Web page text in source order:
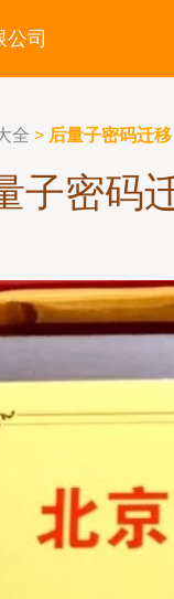
司
全 > 后量子密码迁
子密码